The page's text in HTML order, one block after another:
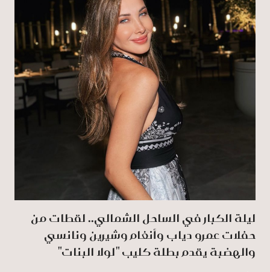
ليلة الكبار في الساحل الشمالي.. لقطات من
حفلات عمرو دياب وأنغام وشيرين ونانسي
والهضبة يقدم بطلة كليب "لولا البنات"